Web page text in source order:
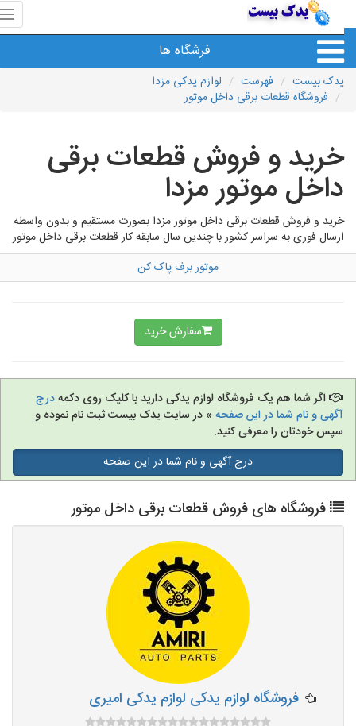
فرشگاه ها
یدک بیست فهرست
لوازم یدکی مزدا
فروشگاه قطعات برقی داخل موتور
خرید و فروش قطعات برقی
داخل موتور مزدا
خرید و فروش قطعات برقی داخل موتور مزدا بصورت مستقیم و بدون واسطه
ارسال فوری به سراسر کشور با چندین سال سابقه کار قطعات برقی داخل موتور
موتور برف پاک کن
سفارش خرید
اگر شما هم یک فروشگاه لوازم یدکی دارید با کلیک روی دکمهدرج
آگهی و نام شما در این صفحه» در سایت یدک بیست ثبت نام نموده و
سپس خودتان را معرفی کنید.
درج آگهی و نام شما در این صفحه
فروشگاه های فروش قطعات برقی داخل موتور
فروشگاه لوازم یدکی لوازم یدکی امیری